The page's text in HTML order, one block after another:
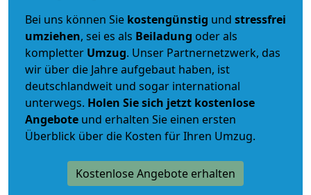
Bei uns können Sie kostengünstig und stressfrei
umziehen, sei es als Beiladung oder als
kompletter Umzug. Unser Partnernetzwerk, das
wir über die Jahre aufgebaut haben, ist
deutschlandweit und sogar international
unterwegs. Holen Sie sich jetzt kostenlose
Angebote und erhalten Sie einen ersten
Überblick über die Kosten für Ihren Umzug.
Kostenlose Angebote erhalten